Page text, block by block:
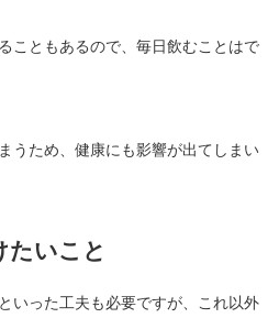
こともあるので、毎日飲むことはで
うため、健康にも影響が出てしまい
たいこと
いった工夫も必要ですが、これ以外